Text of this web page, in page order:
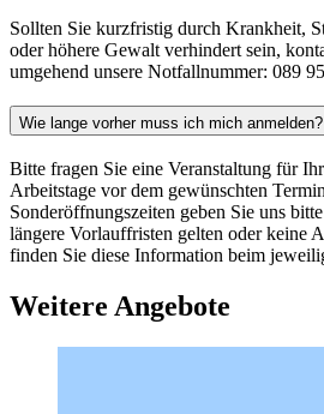
Sollten Sie kurzfristig durch Krankheit,
oder höhere Gewalt verhindert sein,
umgehend unsere Notfallnummer: 089
Wie lange vorher muss ich mich anmelden?
Bitte fragen Sie eine Veranstaltung für
Arbeitstage vor dem gewünschten
Sonderöffnungszeiten geben Sie uns
längere Vorlauffristen gelten oder keine
finden Sie diese Information beim
Weitere Angebote